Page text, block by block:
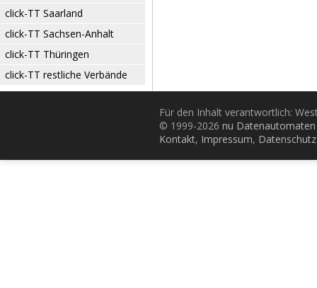
click-TT Saarland
click-TT Sachsen-Anhalt
click-TT Thüringen
click-TT restliche Verbände
Für den Inhalt verantwortlich:
© 1999-2026 nu
Kontakt, Impressum, Datenschutz